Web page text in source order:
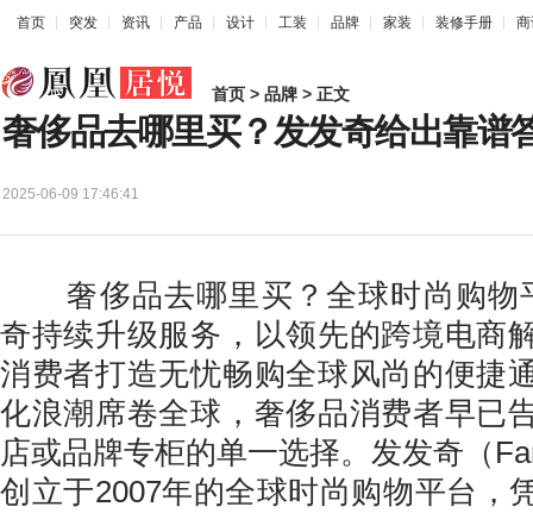
首页 突发 资讯 产品 设计 工装 品牌 家装 装修手册
首页 > 品牌 > 正文
奢侈品去哪里买？发发奇给出靠谱
2025-06-09 17:46:41
奢侈品去哪里买？全球时尚购物
奇持续升级服务，以领先的跨境电商
消费者打造无忧畅购全球风尚的便捷
化浪潮席卷全球，奢侈品消费者早已
店或品牌专柜的单一选择。发发奇（
创立于2007年的全球时尚购物平台，